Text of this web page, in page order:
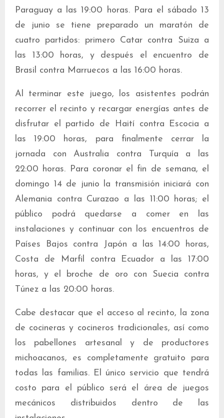
Paraguay a las 19:00 horas. Para el sábado 13
de junio se tiene preparado un maratón de
cuatro partidos: primero Catar contra Suiza a
las 13:00 horas, y después el encuentro de
Brasil contra Marruecos a las 16:00 horas.
Al terminar este juego, los asistentes podrán
recorrer el recinto y recargar energías antes de
disfrutar el partido de Haití contra Escocia a
las 19:00 horas, para finalmente cerrar la
jornada con Australia contra Turquía a las
22:00 horas. Para coronar el fin de semana, el
domingo 14 de junio la transmisión iniciará con
Alemania contra Curazao a las 11:00 horas; el
público podrá quedarse a comer en las
instalaciones y continuar con los encuentros de
Países Bajos contra Japón a las 14:00 horas,
Costa de Marfil contra Ecuador a las 17:00
horas, y el broche de oro con Suecia contra
Túnez a las 20:00 horas.
Cabe destacar que el acceso al recinto, la zona
de cocineras y cocineros tradicionales, así como
los pabellones artesanal y de productores
michoacanos, es completamente gratuito para
todas las familias. El único servicio que tendrá
costo para el público será el área de juegos
mecánicos distribuidos dentro de las